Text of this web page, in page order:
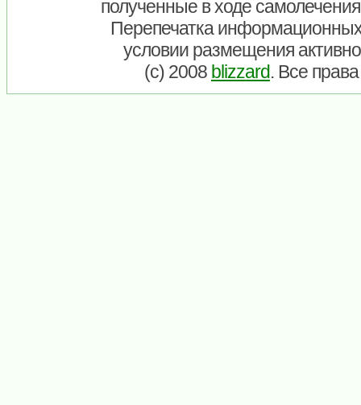
полученные в ходе
Перепечатка
условии размещения
(c) 2008 blizzard. Все